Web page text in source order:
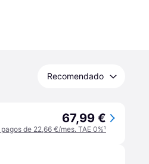
Recomendado
67,99 €
de 22,66 €/mes. TAE 0%¹